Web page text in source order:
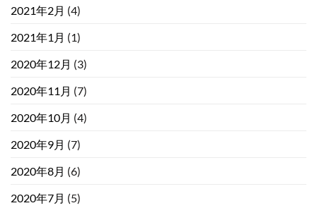
2021年2月 (4)
2021年1月 (1)
2020年12月 (3)
2020年11月 (7)
2020年10月 (4)
2020年9月 (7)
2020年8月 (6)
2020年7月 (5)